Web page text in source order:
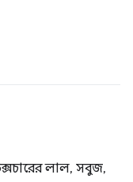
লাল, সবুজ,